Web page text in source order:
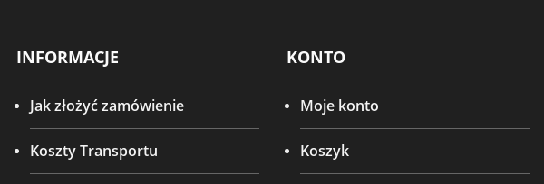
INFORMACJE
Jak złożyć zamówienie
Koszty Transportu
KONTO
Moje konto
Koszyk